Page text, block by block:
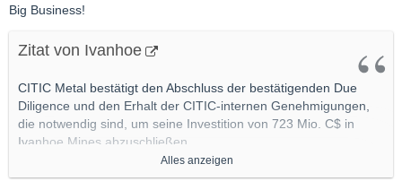
Big Business!
Zitat von Ivanhoe
CITIC Metal bestätigt den Abschluss der bestätigenden Due
Diligence und den Erhalt der CITIC-internen Genehmigungen,
die notwendig sind, um seine Investition von 723 Mio. C$ in
Ivanhoe Mines abzuschließen.
Zijin Mining hat seine Verwässerungsschutzrechte vollständig
ausgeübt, wodurch zusätzliche 78 Mio. C$ generiert werden.
Alles anzeigen